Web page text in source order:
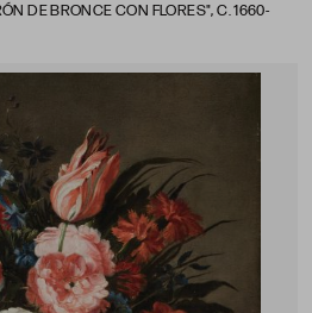
DE BRONCE CON FLORES", C. 1660-